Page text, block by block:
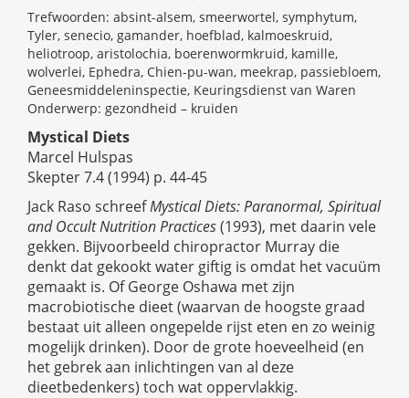
Trefwoorden: absint-alsem, smeerwortel, symphytum,
Tyler, senecio, gamander, hoefblad, kalmoeskruid,
heliotroop, aristolochia, boerenwormkruid, kamille,
wolverlei, Ephedra, Chien-pu-wan, meekrap, passiebloem,
Geneesmiddeleninspectie, Keuringsdienst van Waren
Onderwerp: gezondheid – kruiden
Mystical Diets
Marcel Hulspas
Skepter 7.4 (1994) p. 44-45
Jack Raso schreefMystical Diets: Paranormal, Spiritual
and Occult Nutrition Practices(1993), met daarin vele
gekken. Bijvoorbeeld chiropractor Murray die
denkt dat gekookt water giftig is omdat het vacuüm
gemaakt is. Of George Oshawa met zijn
macrobiotische dieet (waarvan de hoogste graad
bestaat uit alleen ongepelde rijst eten en zo weinig
mogelijk drinken). Door de grote hoeveelheid (en
het gebrek aan inlichtingen van al deze
dieetbedenkers) toch wat oppervlakkig.